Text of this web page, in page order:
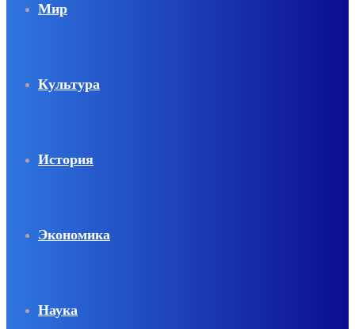
Мир
Культура
История
Экономика
Наука